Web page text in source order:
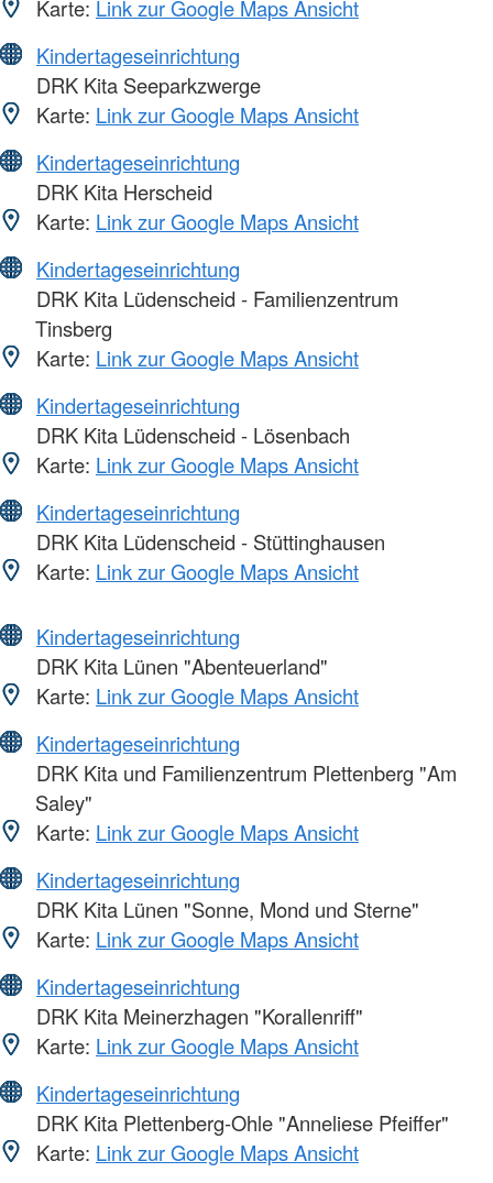
Karte: Link zur Google Maps Ansicht
Kindertageseinrichtung
DRK Kita Seeparkzwerge
Karte: Link zur Google Maps Ansicht
Kindertageseinrichtung
DRK Kita Herscheid
Karte: Link zur Google Maps Ansicht
Kindertageseinrichtung
DRK Kita Lüdenscheid - Familienzentrum
Tinsberg
Karte: Link zur Google Maps Ansicht
Kindertageseinrichtung
DRK Kita Lüdenscheid - Lösenbach
Karte: Link zur Google Maps Ansicht
Kindertageseinrichtung
DRK Kita Lüdenscheid - Stüttinghausen
Karte: Link zur Google Maps Ansicht
Kindertageseinrichtung
DRK Kita Lünen "Abenteuerland"
Karte: Link zur Google Maps Ansicht
Kindertageseinrichtung
DRK Kita und Familienzentrum Plettenberg "Am
Saley"
Karte: Link zur Google Maps Ansicht
Kindertageseinrichtung
DRK Kita Lünen "Sonne, Mond und Sterne"
Karte: Link zur Google Maps Ansicht
Kindertageseinrichtung
DRK Kita Meinerzhagen "Korallenriff"
Karte: Link zur Google Maps Ansicht
Kindertageseinrichtung
DRK Kita Plettenberg-Ohle "Anneliese Pfeiffer"
Karte: Link zur Google Maps Ansicht